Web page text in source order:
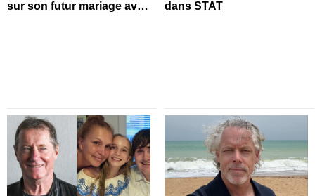
sur son futur mariage avec
dans STAT